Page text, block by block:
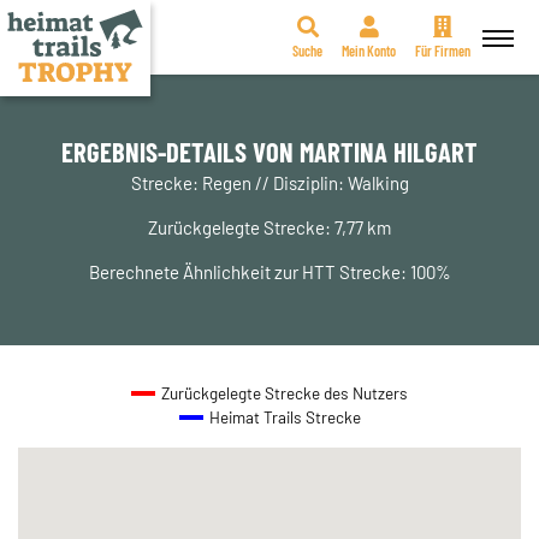
Zum
springen
Suche Mein Konto Für Firmen
ERGEBNIS-DETAILS VON MARTINA HILGART
Strecke: Regen // Disziplin: Walking
Zurückgelegte Strecke: 7,77 km
Berechnete Ähnlichkeit zur HTT Strecke: 100%
Zurückgelegte Strecke des Nutzers
Heimat Trails Strecke